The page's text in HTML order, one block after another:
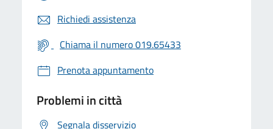
Richiedi assistenza
Chiama il numero 019.65433
Prenota appuntamento
Problemi in città
Segnala disservizio